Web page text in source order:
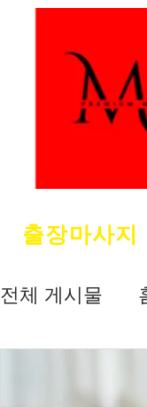
출장마사지
전체 게시물